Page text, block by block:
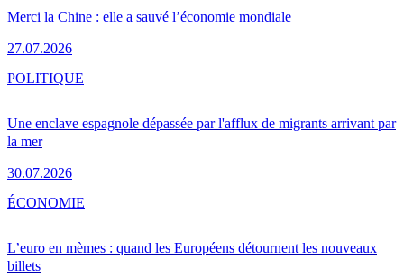
Merci la Chine : elle a sauvé l’économie mondiale
27.07.2026
Une enclave espagnole dépassée par l'afflux de migrants arrivant par
la mer
30.07.2026
POLITIQUE
L’euro en mèmes : quand les Européens détournent les nouveaux
billets
ÉCONOMIE